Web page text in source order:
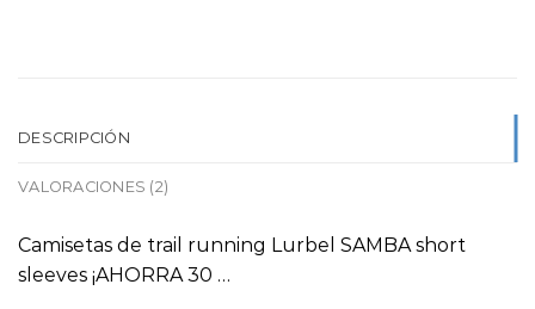
DESCRIPCIÓN
VALORACIONES (2)
Camisetas de trail running Lurbel SAMBA short
sleeves ¡AHORRA 30 …